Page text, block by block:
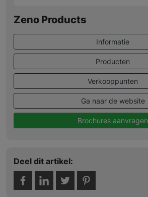
Zeno Products
Informatie
Producten
Verkooppunten
Ga naar de website
Brochures aanvragen
Deel dit artikel: